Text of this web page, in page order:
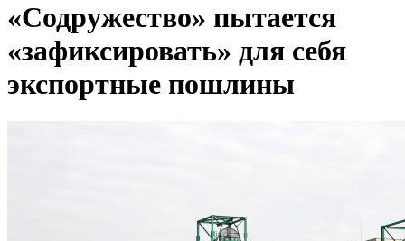
«Содружество» пытается
«зафиксировать» для себя
экспортные пошлины